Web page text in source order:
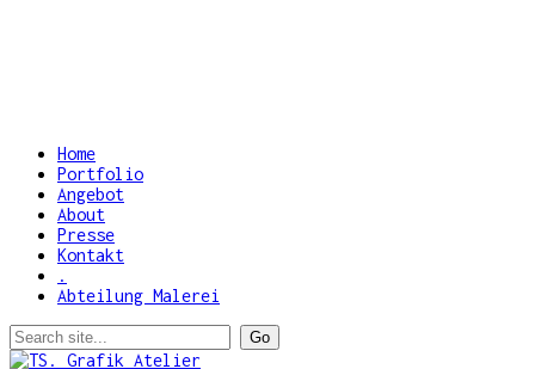
Home
Portfolio
Angebot
About
Presse
Kontakt
.
Abteilung Malerei